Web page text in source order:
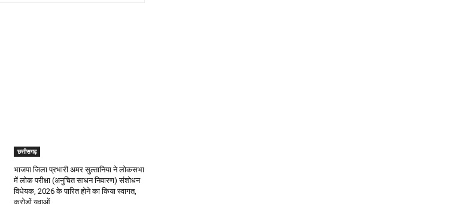
छत्तीसगढ़
भाजपा जिला प्रभारी अमर सुल्तानिया ने लोकसभा
में लोक परीक्षा (अनुचित साधन निवारण) संशोधन
विधेयक, 2026 के पारित होने का किया स्वागत,
करोड़ों युवाओं...